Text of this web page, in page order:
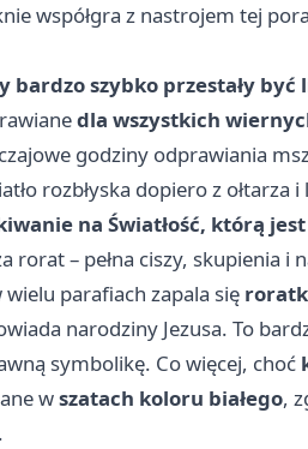
współgra z nastrojem tej
bardzo szybko przestały
dla wszystkich
godziny odprawiania
rozbłyska dopiero z
na Światłość, którą
rorat – pełna ciszy, skupienia i
parafiach zapala się
narodziny Jezusa. To
symbolikę. Co więcej, choć
wszatach koloru białego,